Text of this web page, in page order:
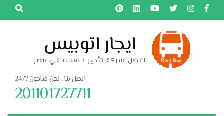
تخطى
إلى
ايجار اتوبيس
افضل شركة تأجير حافلات في مصر
اتصل بنا ، نحن متاحون 24/7
201101727711